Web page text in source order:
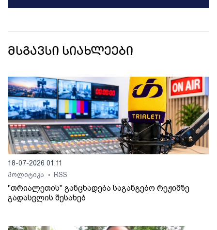
მსგავსი სიახლეები
18-07-2026 01:11
პოლიტიკა
• RSS
"თრიალეთის" განცხადება საგანგებო რეჟიმზე
გადასვლის შესახებ